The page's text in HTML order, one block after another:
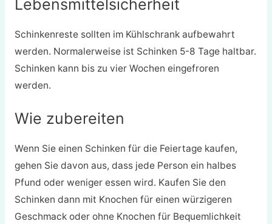
Lebensmittelsicherheit
Schinkenreste sollten im Kühlschrank aufbewahrt
werden. Normalerweise ist Schinken 5-8 Tage haltbar.
Schinken kann bis zu vier Wochen eingefroren
werden.
Wie zubereiten
Wenn Sie einen Schinken für die Feiertage kaufen,
gehen Sie davon aus, dass jede Person ein halbes
Pfund oder weniger essen wird. Kaufen Sie den
Schinken dann mit Knochen für einen würzigeren
Geschmack oder ohne Knochen für Bequemlichkeit